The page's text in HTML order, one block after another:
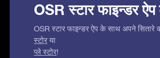
OSR स्टार फाइन्डर
OSR स्टार फाइन्डर ऐप के साथ अपने
स्टोर या
प्ले स्टोर!